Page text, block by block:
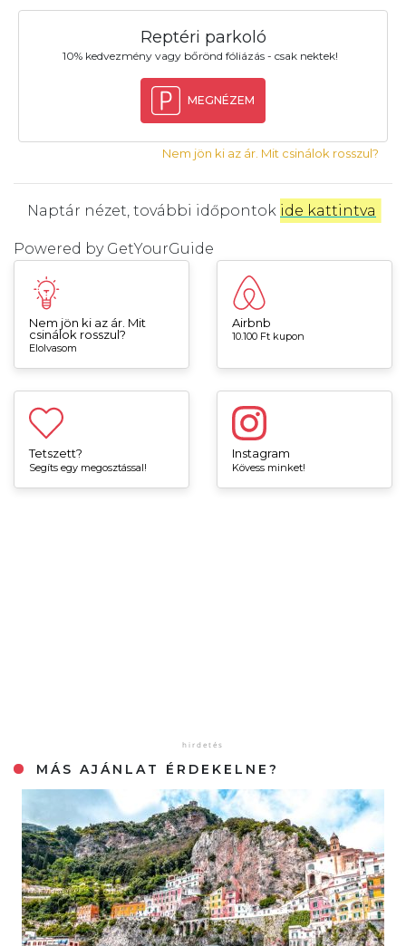
Reptéri parkoló
10% kedvezmény vagy bőrönd fóliázás - csak nektek!
MEGNÉZEM
Nem jön ki az ár. Mit csinálok rosszul?
Naptár nézet, további időpontok ide kattintva
Powered by GetYourGuide
Nem jön ki az ár. Mit
csinálok rosszul?
Elolvasom
Airbnb
10.100 Ft kupon
Tetszett?
Segíts egy megosztással!
Instagram
Kövess minket!
MÁS AJÁNLAT ÉRDEKELNE?